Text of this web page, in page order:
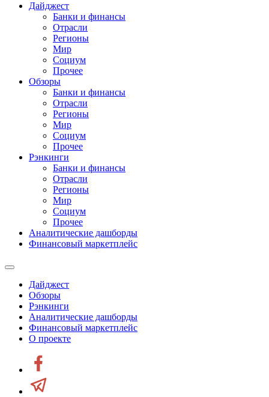
Дайджест
Банки и финансы
Отрасли
Регионы
Мир
Социум
Прочее
Обзоры
Банки и финансы
Отрасли
Регионы
Мир
Социум
Прочее
Рэнкинги
Банки и финансы
Отрасли
Регионы
Мир
Социум
Прочее
Аналитические дашборды
Финансовый маркетплейс
Дайджест
Обзоры
Рэнкинги
Аналитические дашборды
Финансовый маркетплейс
О проекте